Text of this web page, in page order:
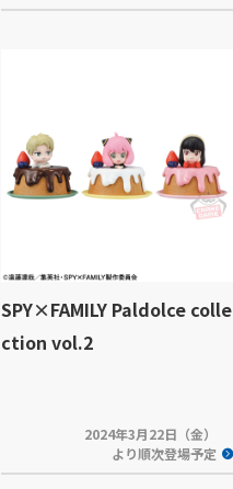
SPY×FAMILY Paldolce colle
ction vol.2
2024年3月22日（金）
より順次登場予定